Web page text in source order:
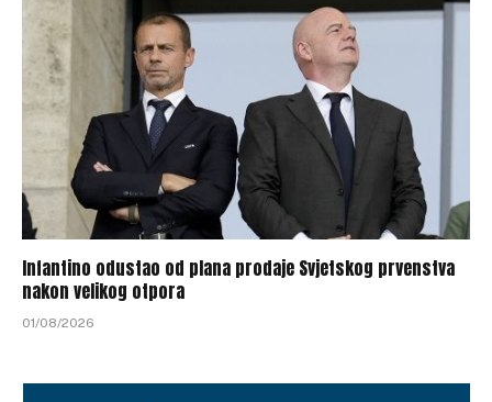
Infantino odustao od plana prodaje Svjetskog prvenstva
nakon velikog otpora
01/08/2026